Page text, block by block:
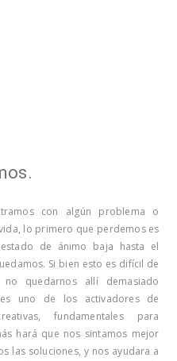
con algún problema o
lo primero que perdemos es
de ánimo baja hasta el
Si bien esto es difícil de
no quedarnos allí demasiado
uno de los activadores de
fundamentales para
hará que nos sintamos mejor
las soluciones, y nos ayudara a